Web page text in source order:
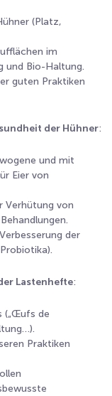
(Platz,
im
und Bio-Haltung.
guten Praktiken
der Hühner:
und mit
Eier von
Verhütung von
der
Lastenhefte:
(„Œufs de
Praktiken